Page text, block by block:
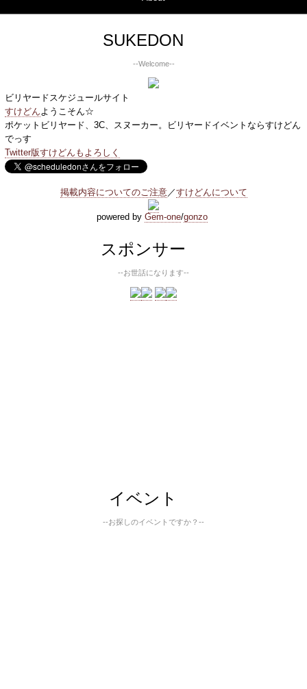
SUKEDON
--Welcome--
ビリヤードスケジュールサイト
すけどんようこそん☆
ポケットビリヤード、3C、スヌーカー。ビリヤードイベントならすけどん
でっす
Twitter版すけどんもよろしく
掲載内容についてのご注意／すけどんについて
powered by Gem-one/gonzo
スポンサー
--お世話になります--
イベント
--お探しのイベントですか？--